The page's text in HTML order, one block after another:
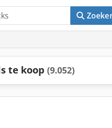
te koop (9.052)